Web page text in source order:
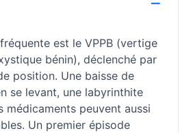
est le VPPB (vertige
bénin), déclenché par
position. Une baisse de
se levant, une labyrinthite
médicaments peuvent aussi
Un premier épisode